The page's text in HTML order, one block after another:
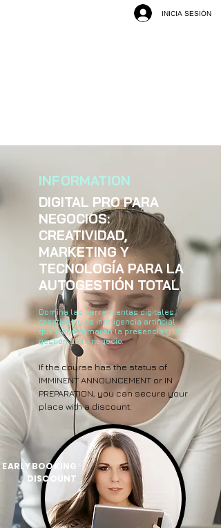
INICIA SESIÓN
INFORMATION
DIGITAL PRO PARA
NEGOCIOS:
CREATIVIDAD,
MARKETING Y
TECNOLOGÍA PARA LA
AUTOGESTIÓN TOTAL
Domina las herramientas digitales,
creativas y de inteligencia artificial
que transformarán la presencia y la
gestión de tu negocio.
If the course has the status of
IMMINENT ANNOUNCEMENT or IN
PREPARATION, you can secure your
place with a discount.
EARLY BOOKING
DISCOUNT